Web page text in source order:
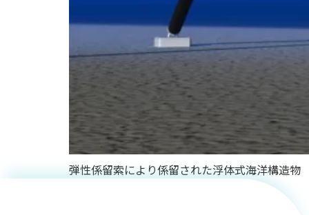
弾性係留索により係留された浮体式海洋構造物
原子力の
基礎と未
来：持続